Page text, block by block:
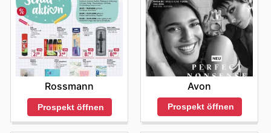
Rossmann
Prospekt öffnen
Avon
Prospekt öffnen